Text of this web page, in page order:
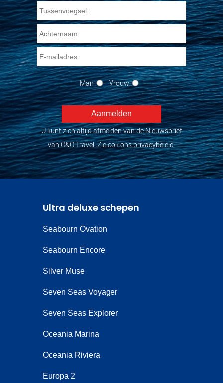
Man Vrouw
U kunt zich altijd afmelden van de Nieuwsbrief
van C&O Travel. Zie ook ons privacybeleid.
Ultra deluxe schepen
Seabourn Ovation
Seabourn Encore
Silver Muse
Seven Seas Voyager
Seven Seas Explorer
Oceania Marina
Oceania Riviera
Europa 2